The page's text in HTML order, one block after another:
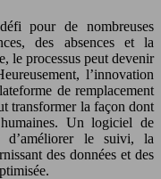
pour de nombreuses
des absences et la
le processus peut devenir
l’innovation
de remplacement
transformer la façon dont
Un logiciel de
d’améliorer le suivi, la
des données et des